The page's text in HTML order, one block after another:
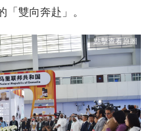
雙向奔赴」。